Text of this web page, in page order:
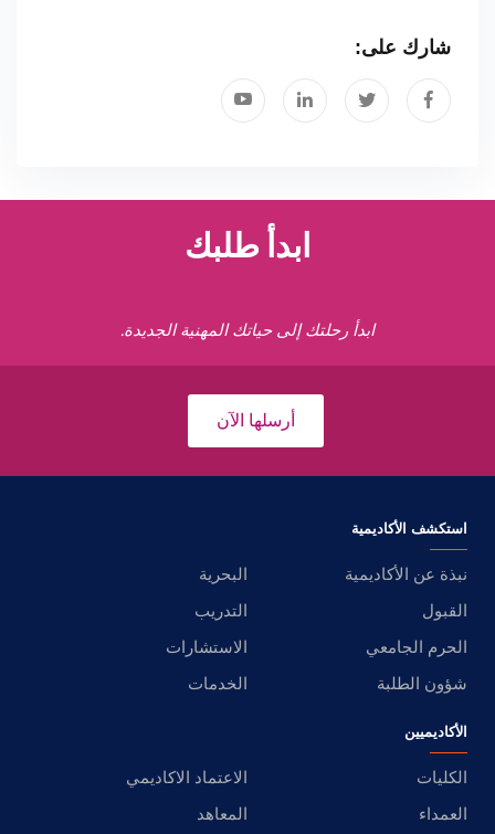
شارك على:
ابدأ طلبك
ابدأ رحلتك إلى حياتك المهنية الجديدة.
أرسلها الآن
استكشف الأكاديمية
نبذة عن الأكاديمية
البحرية
القبول
التدريب
الحرم الجامعي
الاستشارات
شؤون الطلبة
الخدمات
الأكاديميين
الكليات
الاعتماد الاكاديمي
العمداء
المعاهد